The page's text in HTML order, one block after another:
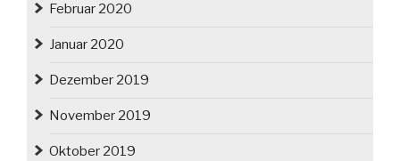
Februar 2020
Januar 2020
Dezember 2019
November 2019
Oktober 2019